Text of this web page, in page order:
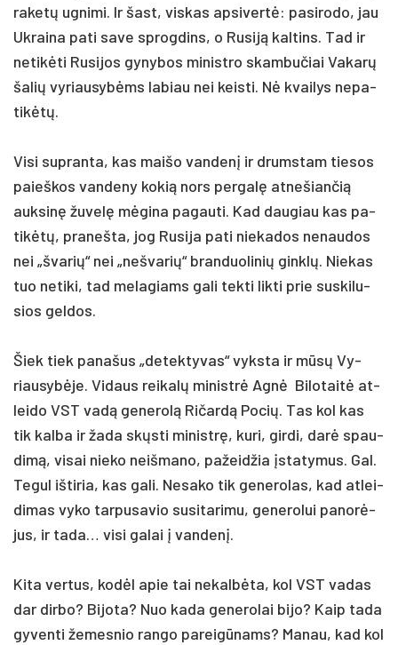
ra­ketų ug­ni­mi. Ir šast, vis­kas ap­si­vertė: pa­si­ro­do, jau
Uk­rai­na pa­ti sa­ve sprog­dins, o Ru­siją kal­tins. Tad ir
ne­tikė­ti Ru­si­jos gy­ny­bos mi­nist­ro skam­bu­čiai Va­karų
ša­lių vy­riau­sybėms la­biau nei keis­ti. Nė kvai­lys ne­pa­
tikėtų.
Vi­si su­pran­ta, kas mai­šo van­denį ir drums­tam tie­sos
paieš­kos van­de­ny ko­kią nors per­galę at­ne­šian­čią
auk­sinę žu­velę mėgi­na pa­gau­ti. Kad dau­giau kas pa­
tikėtų, pra­neš­ta, jog Ru­si­ja pa­ti nie­ka­dos ne­nau­dos
nei „šva­rių“ nei „ne­šva­rių“ bran­duo­li­nių ginklų. Nie­kas
tuo ne­ti­ki, tad me­la­giams ga­li tek­ti lik­ti prie su­ski­lu­
sios gel­dos.
Šiek tiek pa­na­šus „de­tek­ty­vas“ vyks­ta ir mūsų Vy­
riau­sybė­je. Vi­daus rei­kalų mi­nistrė Agnė Bilotaitė at­
lei­do VST vadą ge­ne­rolą Ri­čardą Po­cių. Tas kol kas
tik kal­ba ir ža­da skųsti mi­nistrę, ku­ri, gir­di, darė spau­
dimą, vi­sai nie­ko neiš­ma­no, pa­žeid­žia įsta­ty­mus. Gal.
Te­gul iš­ti­ria, kas ga­li. Ne­sa­ko tik ge­ne­ro­las, kad at­lei­
di­mas vy­ko tar­pu­sa­vio su­si­ta­ri­mu, ge­ne­ro­lui pa­norė­
jus, ir ta­da… vi­si ga­lai į van­denį.
Ki­ta ver­tus, kodėl apie tai ne­kalbė­ta, kol VST va­das
dar dir­bo? Bi­jo­ta? Nuo ka­da ge­ne­ro­lai bi­jo? Kaip ta­da
gy­ven­ti že­mes­nio ran­go pa­reigū­nams? Ma­nau, kad kol